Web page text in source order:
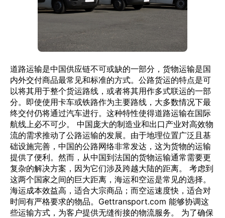
道路运输是中国供应链不可或缺的一部分，货物运输是国
内外交付商品最常见和标准的方式。公路货运的特点是可
以将其用于整个货运路线，或者将其用作多式联运的一部
分。即使使用卡车或铁路作为主要路线，大多数情况下最
终交付仍将通过汽车进行。这种特性使得道路运输在国际
航线上必不可少。 中国庞大的制造业和出口产业对高效物
流的需求推动了公路运输的发展。由于地理位置广泛且基
础设施完善，中国的公路网络非常发达，这为货物的运输
提供了便利。然而，从中国到法国的货物运输通常需要更
复杂的解决方案，因为它们涉及跨越大陆的距离。 考虑到
这两个国家之间的巨大距离，海运和空运是常见的选择。
海运成本效益高，适合大宗商品；而空运速度快，适合对
时间有严格要求的物品。Gettransport.com 能够协调这
些运输方式，为客户提供无缝衔接的物流服务。 为了确保